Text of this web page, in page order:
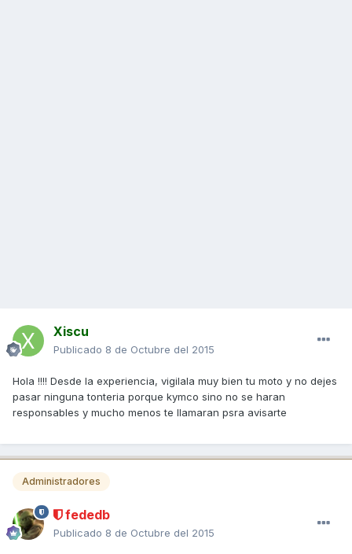
Xiscu
Publicado 8 de Octubre del 2015
Hola !!!! Desde la experiencia, vigilala muy bien tu moto y no dejes
pasar ninguna tonteria porque kymco sino no se haran
responsables y mucho menos te llamaran psra avisarte
Administradores
fededb
Publicado 8 de Octubre del 2015